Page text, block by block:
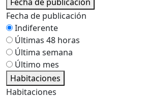
Fecha de publicación
Indiferente
Últimas 48 horas
Última semana
Último mes
Habitaciones
Habitaciones